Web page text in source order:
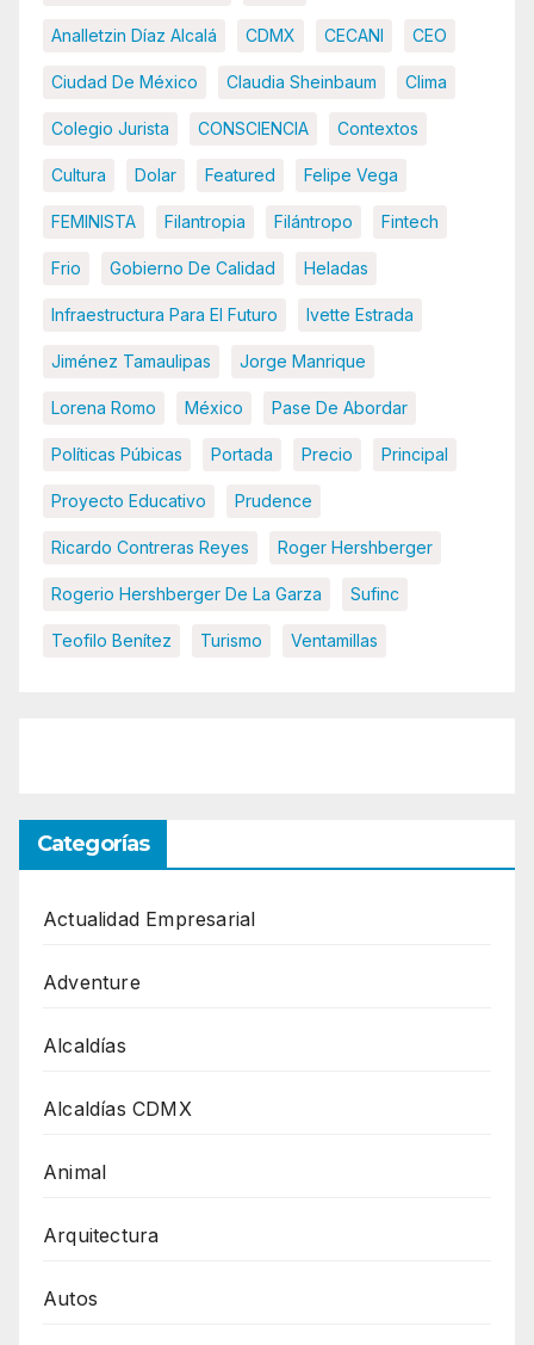
Analletzin Díaz Alcalá CDMX CECANI CEO
Ciudad De México Claudia Sheinbaum Clima
Colegio Jurista CONSCIENCIA Contextos
Cultura Dolar Featured Felipe Vega
FEMINISTA Filantropia Filántropo Fintech
Frio Gobierno De Calidad Heladas
Infraestructura Para El Futuro Ivette Estrada
Jiménez Tamaulipas Jorge Manrique
Lorena Romo México Pase De Abordar
Políticas Púbicas Portada Precio Principal
Proyecto Educativo Prudence
Ricardo Contreras Reyes Roger Hershberger
Rogerio Hershberger De La Garza Sufinc
Teofilo Benítez Turismo Ventamillas
Categorías
Actualidad Empresarial
Adventure
Alcaldías
Alcaldías CDMX
Animal
Arquitectura
Autos